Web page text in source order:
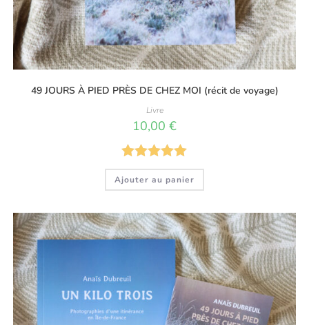
49 JOURS À PIED PRÈS DE CHEZ MOI (récit de voyage)
Livre
10,00 €
Note5.00
sur 5
Ajouter au panier